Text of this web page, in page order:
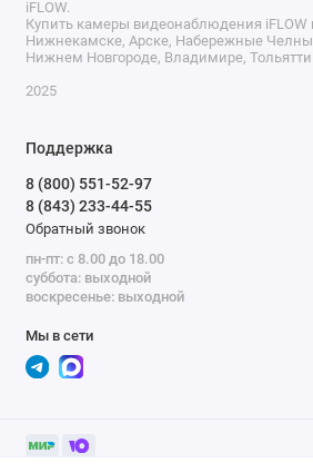
iFLOW.
Купить камеры видеонаблюдения iFLOW
Нижнекамске, Арске, Набережные Челны,
Нижнем Новгороде, Владимире, Тольятти.
2025
Поддержка
8 (800) 551-52-97
8 (843) 233-44-55
Обратный звонок
пн-пт: с 8.00 до 18.00
суббота: выходной
воскресенье: выходной
Мы в сети